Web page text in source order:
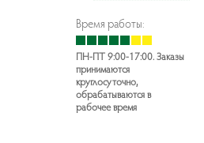
Время работы:
ПН-ПТ 9:00-17:00. Заказы
принимаются
круглосуточно,
обрабатываются в
рабочее время